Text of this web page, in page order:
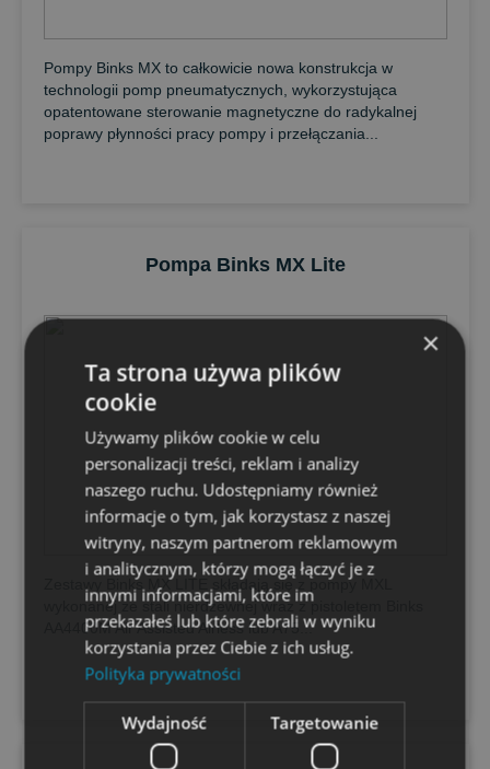
Pompy Binks MX to całkowicie nowa konstrukcja w
technologii pomp pneumatycznych, wykorzystująca
opatentowane sterowanie magnetyczne do radykalnej
poprawy płynności pracy pompy i przełączania...
Pompa Binks MX Lite
Zestawy Binks MX LITE składają się z pompy MXL
wykonanej ze stali nierdzewnej wraz z pistoletem Binks
AA4400M Air Assisted Airless lub A75...
×
Ta strona używa plików
cookie
Używamy plików cookie w celu
personalizacji treści, reklam i analizy
naszego ruchu. Udostępniamy również
informacje o tym, jak korzystasz z naszej
witryny, naszym partnerom reklamowym
i analitycznym, którzy mogą łączyć je z
innymi informacjami, które im
przekazałeś lub które zebrali w wyniku
korzystania przez Ciebie z ich usług.
Polityka prywatności
Wydajność Targetowanie